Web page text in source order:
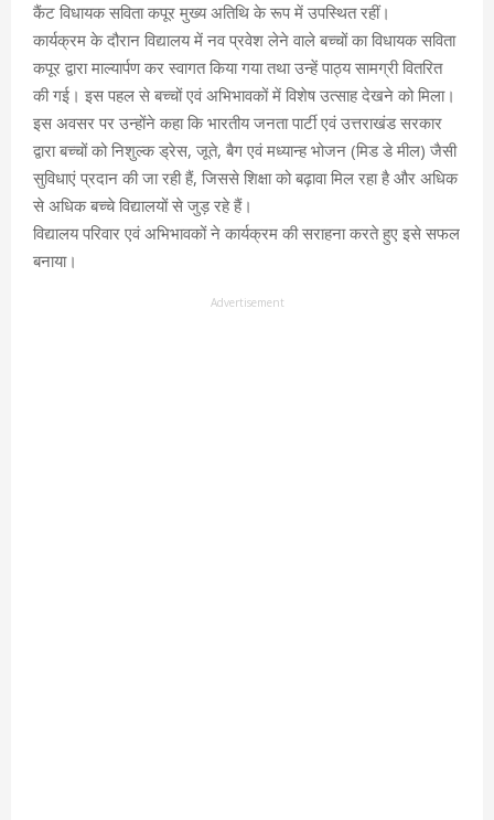
कैंट विधायक सविता कपूर मुख्य अतिथि के रूप में उपस्थित रहीं।
कार्यक्रम के दौरान विद्यालय में नव प्रवेश लेने वाले बच्चों का विधायक सविता
कपूर द्वारा माल्यार्पण कर स्वागत किया गया तथा उन्हें पाठ्य सामग्री वितरित
की गई। इस पहल से बच्चों एवं अभिभावकों में विशेष उत्साह देखने को मिला।
इस अवसर पर उन्होंने कहा कि भारतीय जनता पार्टी एवं उत्तराखंड सरकार
द्वारा बच्चों को निशुल्क ड्रेस, जूते, बैग एवं मध्यान्ह भोजन (मिड डे मील) जैसी
सुविधाएं प्रदान की जा रही हैं, जिससे शिक्षा को बढ़ावा मिल रहा है और अधिक
से अधिक बच्चे विद्यालयों से जुड़ रहे हैं।
विद्यालय परिवार एवं अभिभावकों ने कार्यक्रम की सराहना करते हुए इसे सफल
बनाया।
Advertisement